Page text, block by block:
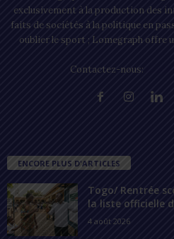
exclusivement à la production des
faits de sociétés à la politique en
oublier le sport ; Lomegraph offre
Contactez-nous:
ENCORE PLUS D'ARTICLES
Togo/ Rentrée
la liste officielle
4 août 2026